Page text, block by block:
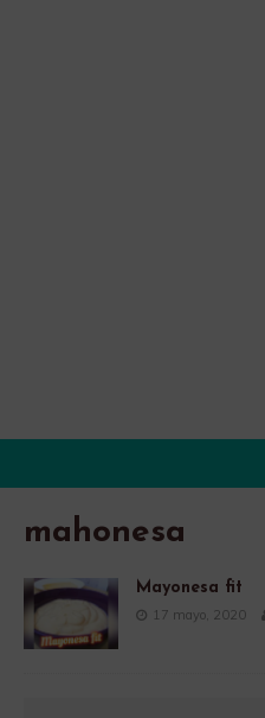
mahonesa
Mayonesa fit
17 mayo, 2020